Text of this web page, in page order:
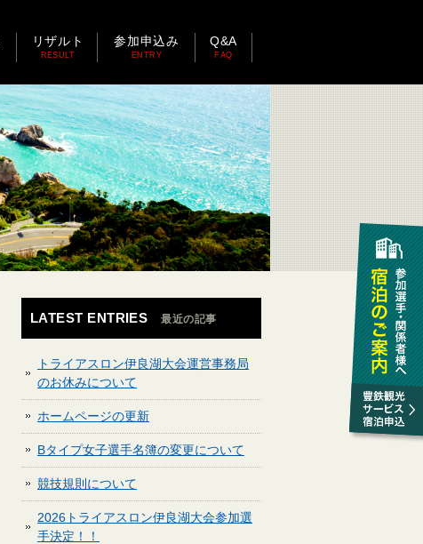
リザルト
RESULT
参加申込み
ENTRY
Q&A
FAQ
LATEST ENTRIES 最近の記事
トライアスロン伊良湖大会運営事務局
のお休みについて
ホームページの更新
Bタイプ女子選手名簿の変更について
競技規則について
2026トライアスロン伊良湖大会参加選
手決定！！